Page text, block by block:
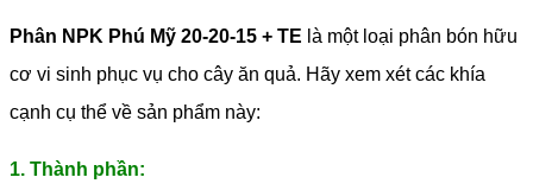
Phân NPK Phú Mỹ 20-20-15 + TE là một loại phân bón hữu
cơ vi sinh phục vụ cho cây ăn quả. Hãy xem xét các khía
cạnh cụ thể về sản phẩm này:
1. Thành phần: